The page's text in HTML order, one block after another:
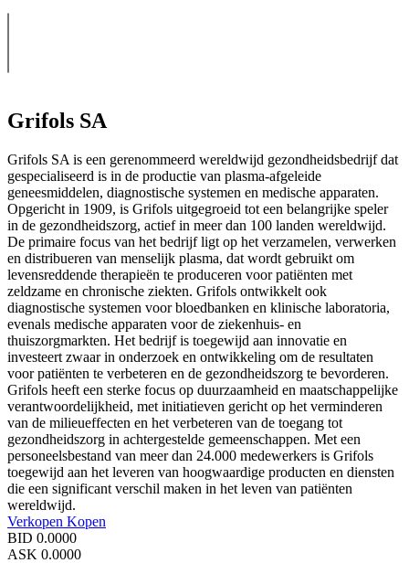
Grifols SA
Grifols SA is een gerenommeerd wereldwijd gezondheidsbedrijf dat
gespecialiseerd is in de productie van plasma-afgeleide
geneesmiddelen, diagnostische systemen en medische apparaten.
Opgericht in 1909, is Grifols uitgegroeid tot een belangrijke speler
in de gezondheidszorg, actief in meer dan 100 landen wereldwijd.
De primaire focus van het bedrijf ligt op het verzamelen, verwerken
en distribueren van menselijk plasma, dat wordt gebruikt om
levensreddende therapieën te produceren voor patiënten met
zeldzame en chronische ziekten. Grifols ontwikkelt ook
diagnostische systemen voor bloedbanken en klinische laboratoria,
evenals medische apparaten voor de ziekenhuis- en
thuiszorgmarkten. Het bedrijf is toegewijd aan innovatie en
investeert zwaar in onderzoek en ontwikkeling om de resultaten
voor patiënten te verbeteren en de gezondheidszorg te bevorderen.
Grifols heeft een sterke focus op duurzaamheid en maatschappelijke
verantwoordelijkheid, met initiatieven gericht op het verminderen
van de milieueffecten en het verbeteren van de toegang tot
gezondheidszorg in achtergestelde gemeenschappen. Met een
personeelsbestand van meer dan 24.000 medewerkers is Grifols
toegewijd aan het leveren van hoogwaardige producten en diensten
die een significant verschil maken in het leven van patiënten
wereldwijd.
Verkopen Kopen
BID 0.0000
ASK 0.0000